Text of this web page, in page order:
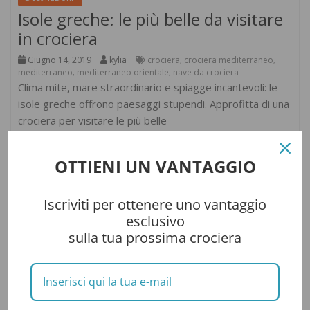
Isole greche: le più belle da visitare
in crociera
Giugno 14, 2019 kylia crociera, crociera mediterraneo,
mediterraneo, mediterraneo orientale, nave da crociera
Clima mite, mare straordinario e spiagge incantevoli: le
isole greche offrono paesaggi stupendi. Approfitta di una
crociera per visitare le più belle
OTTIENI UN VANTAGGIO
Iscriviti per ottenere uno vantaggio
esclusivo
sulla tua prossima crociera